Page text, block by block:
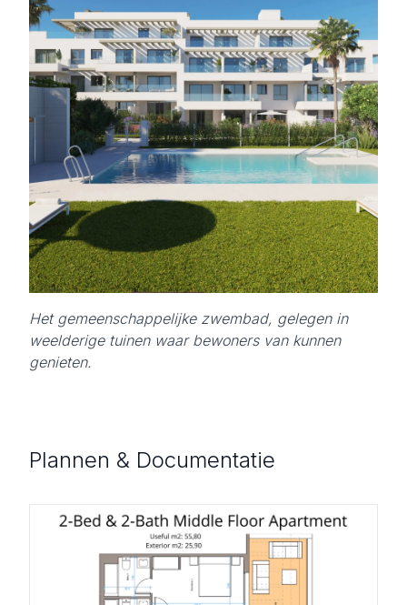
Het gemeenschappelijke zwembad, gelegen in
weelderige tuinen waar bewoners van kunnen
genieten.
Plannen & Documentatie